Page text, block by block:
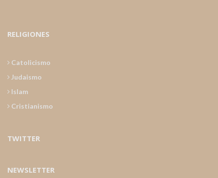
RELIGIONES
Catolicismo
Judaismo
Islam
Cristianismo
TWITTER
NEWSLETTER